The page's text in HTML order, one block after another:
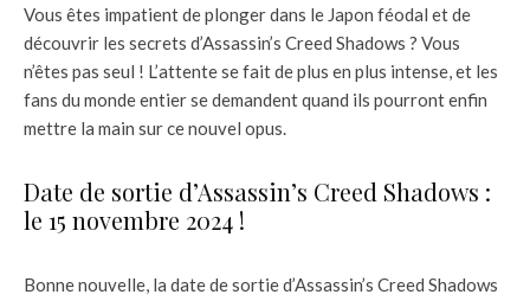
Vous êtes impatient de plonger dans le Japon féodal et de
découvrir les secrets d’Assassin’s Creed Shadows ? Vous
n’êtes pas seul ! L’attente se fait de plus en plus intense, et les
fans du monde entier se demandent quand ils pourront enfin
mettre la main sur ce nouvel opus.
Date de sortie d’Assassin’s Creed Shadows :
le 15 novembre 2024 !
Bonne nouvelle, la date de sortie d’Assassin’s Creed Shadows